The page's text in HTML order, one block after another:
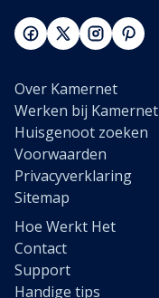
Over Kamernet
Werken bij Kamernet
Huisgenoot zoeken
Voorwaarden
Privacyverklaring
Sitemap
Hoe Werkt Het
Contact
Support
Handige tips